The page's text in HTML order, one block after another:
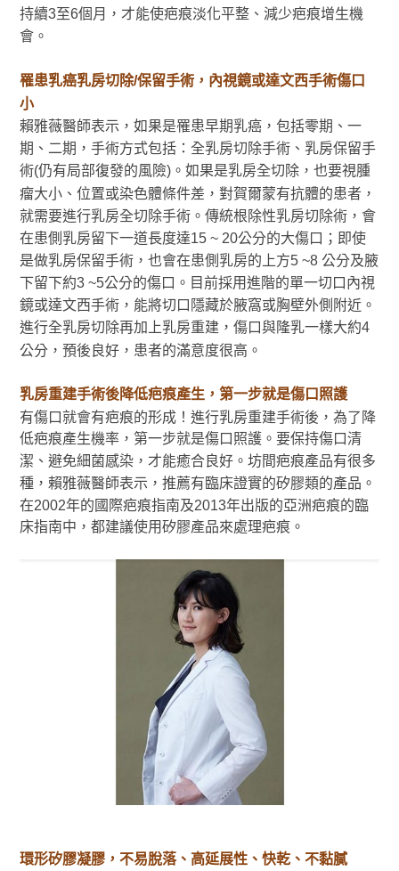
持續3至6個月，才能使疤痕淡化平整、減少疤痕增生機
會。
罹患乳癌乳房切除/保留手術，內視鏡或達文西手術傷口
小
賴雅薇醫師表示，如果是罹患早期乳癌，包括零期、一
期、二期，手術方式包括：全乳房切除手術、乳房保留手
術(仍有局部復發的風險)。如果是乳房全切除，也要視腫
瘤大小、位置或染色體條件差，對賀爾蒙有抗體的患者，
就需要進行乳房全切除手術。傳統根除性乳房切除術，會
在患側乳房留下一道長度達15 ~ 20公分的大傷口；即使
是做乳房保留手術，也會在患側乳房的上方5 ~8 公分及腋
下留下約3 ~5公分的傷口。目前採用進階的單一切口內視
鏡或達文西手術，能將切口隱藏於腋窩或胸壁外側附近。
進行全乳房切除再加上乳房重建，傷口與隆乳一樣大約4
公分，預後良好，患者的滿意度很高。
乳房重建手術後降低疤痕產生，第一步就是傷口照護
有傷口就會有疤痕的形成！進行乳房重建手術後，為了降
低疤痕產生機率，第一步就是傷口照護。要保持傷口清
潔、避免細菌感染，才能癒合良好。坊間疤痕產品有很多
種，賴雅薇醫師表示，推薦有臨床證實的矽膠類的產品。
在2002年的國際疤痕指南及2013年出版的亞洲疤痕的臨
床指南中，都建議使用矽膠產品來處理疤痕。
環形矽膠凝膠，不易脫落、高延展性、快乾、不黏膩